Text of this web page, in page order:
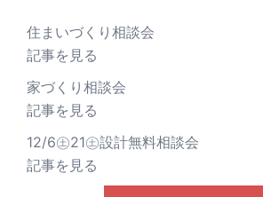
住まいづくり相談会
記事を見る
家づくり相談会
記事を見る
12/6㊏21㊏設計無料相談会
記事を見る